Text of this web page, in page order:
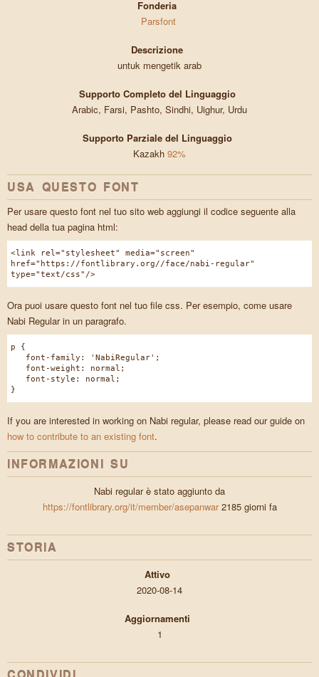
Fonderia
Parsfont
Descrizione
untuk mengetik arab
Supporto Completo del Linguaggio
Arabic, Farsi, Pashto, Sindhi, Uighur, Urdu
Supporto Parziale del Linguaggio
Kazakh 92%
USA QUESTO FONT
Per usare questo font nel tuo sito web aggiungi il codice seguente alla
head della tua pagina html:
<link rel="stylesheet" media="screen"
href="https://fontlibrary.org//face/nabi-regular"
type="text/css"/>
Ora puoi usare questo font nel tuo file css. Per esempio, come usare
Nabi Regular in un paragrafo.
p {
font-family: 'NabiRegular';
font-weight: normal;
font-style: normal;
}
If you are interested in working on Nabi regular, please read our guide on
how to contribute to an existing font.
INFORMAZIONI SU
Nabi regular è stato aggiunto da
https://fontlibrary.org/it/member/asepanwar2185 giorni fa
STORIA
Attivo
2020-08-14
Aggiornamenti
1